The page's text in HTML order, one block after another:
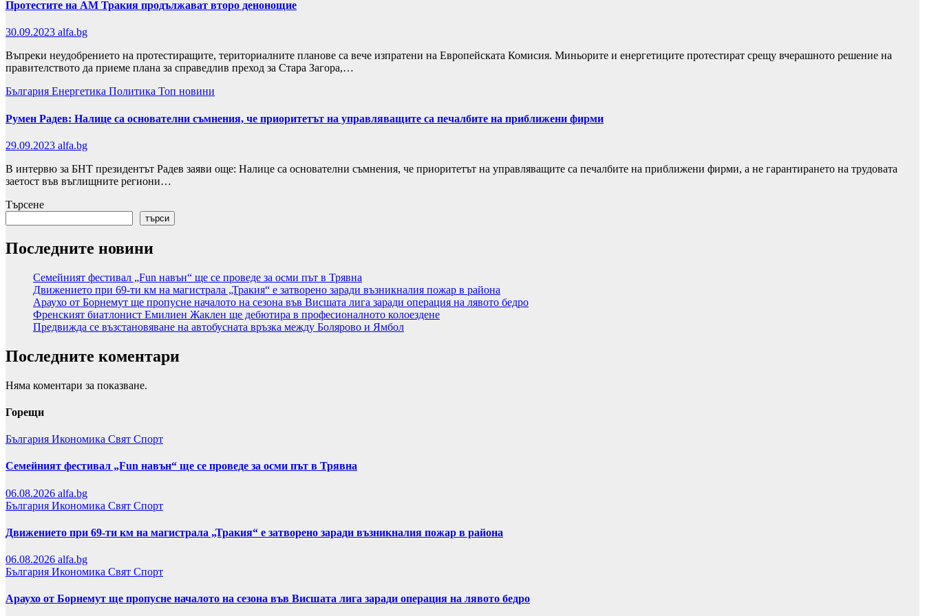
Протестите на АМ Тракия продължават второ денонощие
30.09.2023 alfa.bg
Въпреки неудобрениeто на протестиращите, териториалните планове са вече изпратени на Европейската Комисия. Миньорите и енергетиците протестират срещу вчерашното решение на
правителството да приеме плана за справедлив преход за Стара Загора,…
България Енергетика Политика Топ новини
Румен Радев: Налице са основателни съмнения, че приоритетът на управляващите са печалбите на приближени фирми
29.09.2023 alfa.bg
В интервю за БНТ президентът Радев заяви още: Налице са основателни съмнения, че приоритетът на управляващите са печалбите на приближени фирми, а не гарантирането на трудовата
заетост във въглищните региони…
Търсене
търси
Последните новини
Семейният фестивал „Fun навън“ ще се проведе за осми път в Трявна
Движението при 69-ти км на магистрала „Тракия“ е затворено заради възникналия пожар в района
Араухо от Борнемут ще пропусне началото на сезона във Висшата лига заради операция на лявото бедро
Френският биатлонист Емилиен Жаклен ще дебютира в професионалното колоездене
Предвижда се възстановяване на автобусната връзка между Болярово и Ямбол
Последните коментари
Няма коментари за показване.
Горещи
България Икономика Свят Спорт
Семейният фестивал „Fun навън“ ще се проведе за осми път в Трявна
06.08.2026 alfa.bg
България Икономика Свят Спорт
Движението при 69-ти км на магистрала „Тракия“ е затворено заради възникналия пожар в района
06.08.2026 alfa.bg
България Икономика Свят Спорт
Араухо от Борнемут ще пропусне началото на сезона във Висшата лига заради операция на лявото бедро